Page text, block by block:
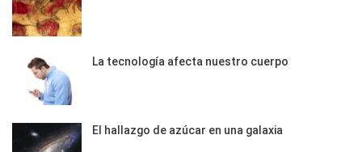
La tecnología afecta nuestro cuerpo
El hallazgo de azúcar en una galaxia